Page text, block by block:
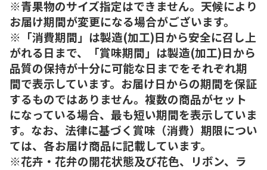
※青果物のサイズ指定はできません。天候により
お届け期間が変更になる場合がございます。
※「消費期間」は製造(加工)日から安全に召し上
がれる日まで、「賞味期間」は製造(加工)日から
品質の保持が十分に可能な日までをそれぞれ期
間で表示しています。お届け日からの期間を保証
するものではありません。複数の商品がセット
になっている場合、最も短い期間を表示していま
す。なお、法律に基づく賞味（消費）期限につい
ては、各お届け商品に記載しています。
※花卉・花弁の開花状態及び花色、リボン、ラ